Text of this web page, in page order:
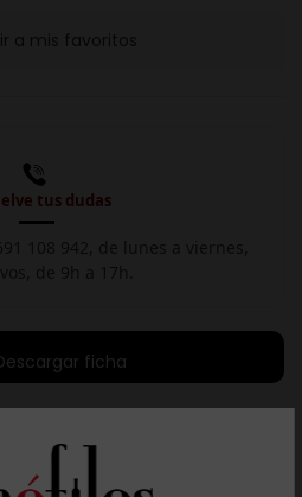
tus dudas
ficha